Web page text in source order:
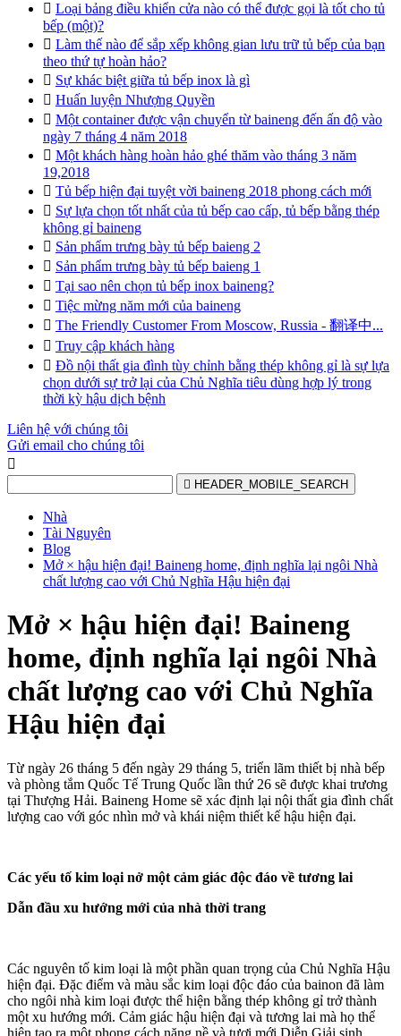
 Loại bảng điều khiển cửa nào có thể được gọi là tốt cho tủ
bếp (một)?
 Làm thế nào để sắp xếp không gian lưu trữ tủ bếp của bạn
theo thứ tự hoàn hảo?
 Sự khác biệt giữa tủ bếp inox là gì
 Huấn luyện Nhượng Quyền
 Một container được vận chuyển từ baineng đến ấn độ vào
ngày 7 tháng 4 năm 2018
 Một khách hàng hoàn hảo ghé thăm vào tháng 3 năm
19,2018
 Tủ bếp hiện đại tuyệt vời baineng 2018 phong cách mới
 Sự lựa chọn tốt nhất của tủ bếp cao cấp, tủ bếp bằng thép
không gỉ baineng
 Sản phẩm trưng bày tủ bếp baieng 2
 Sản phẩm trưng bày tủ bếp baieng 1
 Tại sao nên chọn tủ bếp inox baineng?
 Tiệc mừng năm mới của baineng
 The Friendly Customer From Moscow, Russia - 翻译中...
 Truy cập khách hàng
 Đồ nội thất gia đình tùy chỉnh bằng thép không gỉ là sự lựa
chọn dưới sự trở lại của Chủ Nghĩa tiêu dùng hợp lý trong
thời kỳ hậu dịch bệnh
Liên hệ với chúng tôi
Gửi email cho chúng tôi

 HEADER_MOBILE_SEARCH
Nhà
Tài Nguyên
Blog
Mở × hậu hiện đại! Baineng home, định nghĩa lại ngôi Nhà
chất lượng cao với Chủ Nghĩa Hậu hiện đại
Mở × hậu hiện đại! Baineng
home, định nghĩa lại ngôi Nhà
chất lượng cao với Chủ Nghĩa
Hậu hiện đại
Từ ngày 26 tháng 5 đến ngày 29 tháng 5, triển lãm thiết bị nhà bếp
và phòng tắm Quốc Tế Trung Quốc lần thứ 26 sẽ được khai trương
tại Thượng Hải. Baineng Home sẽ xác định lại nội thất gia đình chất
lượng cao với góc nhìn mở và khái niệm thiết kế hậu hiện đại.
Các yếu tố kim loại nở một cảm giác độc đáo về tương lai
Dẫn đầu xu hướng mới của nhà thời trang
Các nguyên tố kim loại là một phần quan trọng của Chủ Nghĩa Hậu
hiện đại. Đặc điểm và màu sắc kim loại độc đáo của bainon đã làm
cho ngôi nhà kim loại được thể hiện bằng thép không gỉ trở thành
một xu hướng mới. Cảm giác hậu hiện đại và tương lai mà họ thể
hiện tạo ra một phong cách nặng nề và tươi mới Diễn Giải sinh